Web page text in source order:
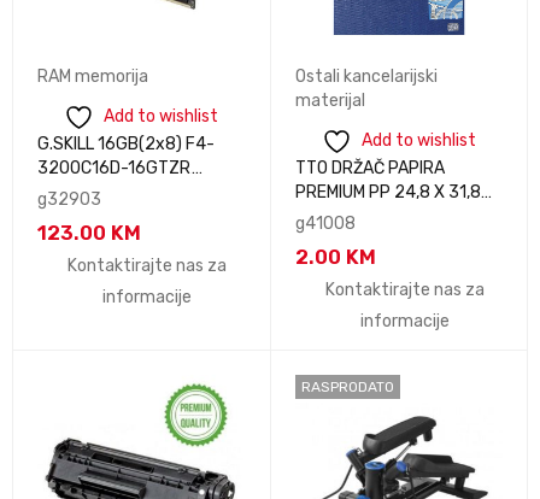
RAM memorija
Add to wishlist
G.SKILL 16GB(2x8) F4-
3200C16D-16GTZR
TRIDENT Z RGB PC4-
1.35V
g32903
123.00 KM
Kontaktirajte nas za
informacije
Ostali kancelarijski
materijal
Add to wishlist
TTO DRŽAČ PAPIRA
PREMIUM PP 24,8 X 31,8
cm , PLAVA,TTO 407725
g41008
2.00 KM
Kontaktirajte nas za
informacije
RASPRODATO